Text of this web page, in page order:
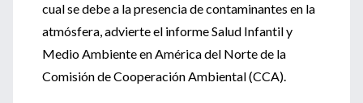
cual se debe a la presencia de contaminantes en la
atmósfera, advierte el informe Salud Infantil y
Medio Ambiente en América del Norte de la
Comisión de Cooperación Ambiental (CCA).